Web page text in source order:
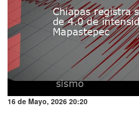
16 de Mayo, 2026 20:20